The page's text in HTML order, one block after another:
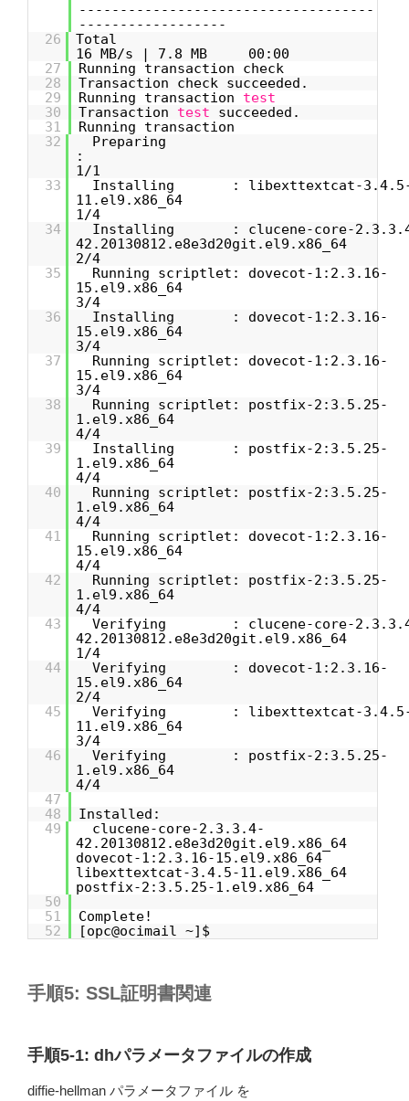
------------------------------------
------------------
26
16 MB/s | 7.8 MB 00:00
27
Running transaction check
28
Transaction check succeeded.
29
Running transaction test
30
Transaction test
succeeded.
31
Running transaction
32
Preparing
1/1
33
Installing : libexttextcat-
1/4
34
Installing : clucene-core-
2/4
35
Running scriptlet: dovecot-1:2.3.16-
3/4
36
Installing : dovecot-1:2.3.16-
3/4
37
Running scriptlet: dovecot-1:2.3.16-
3/4
38
Running scriptlet: postfix-2:3.5.25-
4/4
39
Installing : postfix-2:3.5.25-
4/4
40
Running scriptlet: postfix-2:3.5.25-
4/4
41
Running scriptlet: dovecot-1:2.3.16-
4/4
42
Running scriptlet: postfix-2:3.5.25-
4/4
43
Verifying : clucene-core-
1/4
44
Verifying : dovecot-1:2.3.16-
2/4
45
Verifying : libexttextcat-
3/4
46
Verifying : postfix-2:3.5.25-
4/4
47
48
Installed:
49
clucene-core-2.3.3.4-
dovecot-1:2.3.16-
libexttextcat-3.4.5-
postfix-2:3.5.25-1.el9.x86_64
50
51
Complete!
52
[opc@ocimail ~]$
手順5: SSL証明書関連
手順5-1: dhパラメータファイルの作成
diffie-hellman パラメータファイル を